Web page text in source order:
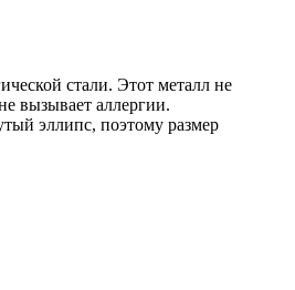
стали. Этот металл не
вызывает аллергии.
эллипс, поэтому размер